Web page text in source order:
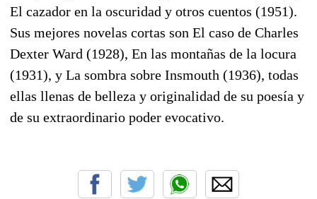
El cazador en la oscuridad y otros cuentos (1951).
Sus mejores novelas cortas son El caso de Charles
Dexter Ward (1928), En las montañas de la locura
(1931), y La sombra sobre Insmouth (1936), todas
ellas llenas de belleza y originalidad de su poesía y
de su extraordinario poder evocativo.